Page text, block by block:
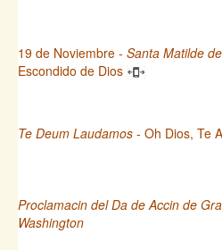
19 de Noviembre - Santa Matilde
Escondido de Dios
Te Deum Laudamos - Oh Dios, Te
Proclamacin del Da de Accin de
Washington